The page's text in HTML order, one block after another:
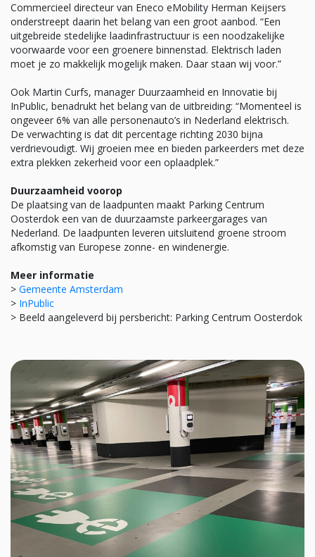
Commercieel directeur van Eneco eMobility Herman Keijsers
onderstreept daarin het belang van een groot aanbod. “Een
uitgebreide stedelijke laadinfrastructuur is een noodzakelijke
voorwaarde voor een groenere binnenstad. Elektrisch laden
moet je zo makkelijk mogelijk maken. Daar staan wij voor.”
Ook Martin Curfs, manager Duurzaamheid en Innovatie bij
InPublic, benadrukt het belang van de uitbreiding: “Momenteel is
ongeveer 6% van alle personenauto’s in Nederland elektrisch.
De verwachting is dat dit percentage richting 2030 bijna
verdrievoudigt. Wij groeien mee en bieden parkeerders met deze
extra plekken zekerheid voor een oplaadplek.”
Duurzaamheid voorop
De plaatsing van de laadpunten maakt Parking Centrum
Oosterdok een van de duurzaamste parkeergarages van
Nederland. De laadpunten leveren uitsluitend groene stroom
afkomstig van Europese zonne- en windenergie.
Meer informatie
> Gemeente Amsterdam
> InPublic
> Beeld aangeleverd bij persbericht: Parking Centrum Oosterdok